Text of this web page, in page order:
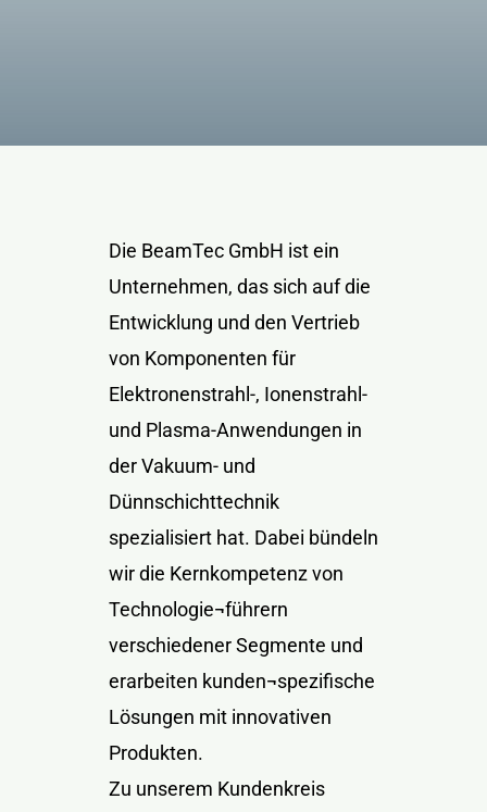
Die BeamTec GmbH ist ein
Unternehmen, das sich auf die
Entwicklung und den Vertrieb
von Komponenten für
Elektronenstrahl-, Ionenstrahl-
und Plasma-Anwendungen in
der Vakuum- und
Dünnschichttechnik
spezialisiert hat. Dabei bündeln
wir die Kernkompetenz von
Technologie¬führern
verschiedener Segmente und
erarbeiten kunden¬spezifische
Lösungen mit innovativen
Produkten.
Zu unserem Kundenkreis